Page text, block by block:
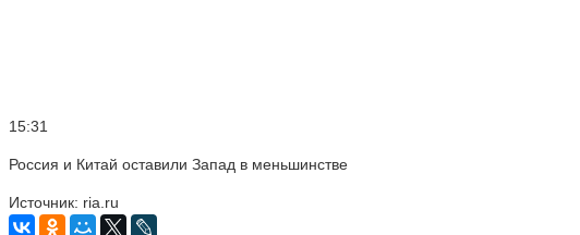
15:31
Россия и Китай оставили Запад в меньшинстве
Источник: ria.ru